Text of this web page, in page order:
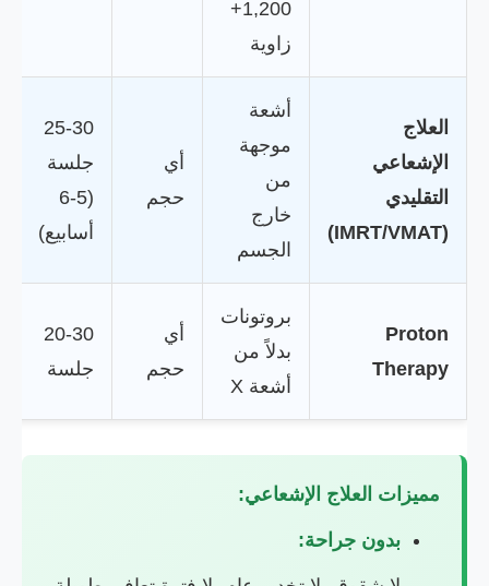
1,200+
زاوية
العلاج
الإشعاعي
التقليدي
(IMRT/VMAT)
أشعة
موجهة
من
خارج
الجسم
أي
حجم
25-30
جلسة
(5-6
أسابيع)
Proton
Therapy
بروتونات
بدلاً من
أشعة X
أي
حجم
20-30
جلسة
مميزات العلاج الإشعاعي:
بدون جراحة: